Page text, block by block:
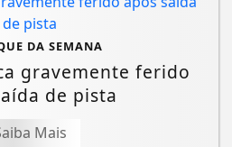
DA SEMANA
gravemente ferido
de pista
Mais